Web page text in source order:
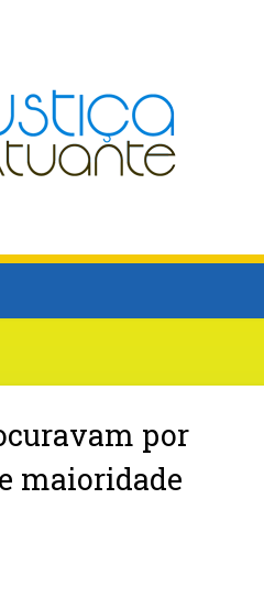
por
maioridade